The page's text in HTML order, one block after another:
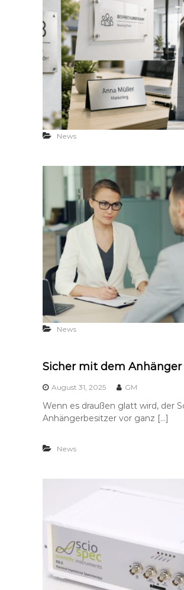
News
News
Sicher mit dem
August 31, 2025 GM
Wenn es draußen glatt wird, der
Anhängerbesitzer vor ganz […]
News